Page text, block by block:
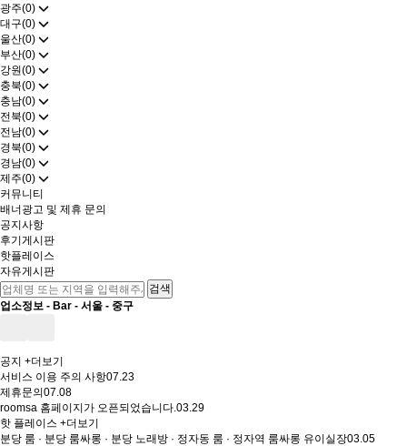
광주(0)
대구(0)
울산(0)
부산(0)
강원(0)
충북(0)
충남(0)
전북(0)
전남(0)
경북(0)
경남(0)
제주(0)
커뮤니티
배너광고 및 제휴 문의
공지사항
후기게시판
핫플레이스
자유게시판
업소정보 - Bar - 서울 - 중구
공지 +더보기
서비스 이용 주의 사항07.23
제휴문의 07.08
roomsa 홈페이지가 오픈되었습니다.03.29
핫 플레이스 +더보기
분당 룸 · 분당 룸싸롱 · 분당 노래방 · 정자동 룸 · 정자역 룸싸롱 유이실장03.05